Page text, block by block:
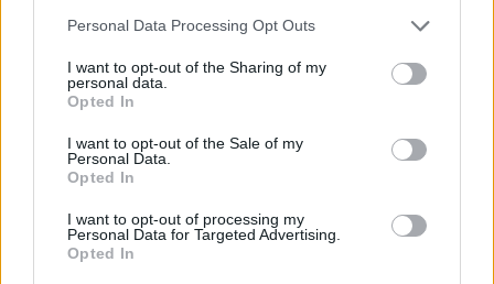
Personal Data Processing Opt Outs
I want to opt-out of the Sharing of my
personal data.
Opted In
I want to opt-out of the Sale of my
Personal Data.
Opted In
I want to opt-out of processing my
Personal Data for Targeted Advertising.
Opted In